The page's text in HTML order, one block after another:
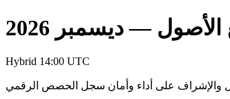
— ديسمبر 2026
Hybrid 14:00 UTC